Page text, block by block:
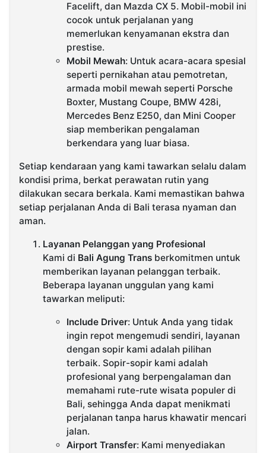
Facelift, dan Mazda CX 5. Mobil-mobil ini
cocok untuk perjalanan yang
memerlukan kenyamanan ekstra dan
prestise.
Mobil Mewah: Untuk acara-acara spesial
seperti pernikahan atau pemotretan,
armada mobil mewah seperti Porsche
Boxter, Mustang Coupe, BMW 428i,
Mercedes Benz E250, dan Mini Cooper
siap memberikan pengalaman
berkendara yang luar biasa.
Setiap kendaraan yang kami tawarkan selalu dalam
kondisi prima, berkat perawatan rutin yang
dilakukan secara berkala. Kami memastikan bahwa
setiap perjalanan Anda di Bali terasa nyaman dan
aman.
Layanan Pelanggan yang Profesional
Kami di Bali Agung Trans berkomitmen untuk
memberikan layanan pelanggan terbaik.
Beberapa layanan unggulan yang kami
tawarkan meliputi:
Include Driver: Untuk Anda yang tidak
ingin repot mengemudi sendiri, layanan
dengan sopir kami adalah pilihan
terbaik. Sopir-sopir kami adalah
profesional yang berpengalaman dan
memahami rute-rute wisata populer di
Bali, sehingga Anda dapat menikmati
perjalanan tanpa harus khawatir mencari
jalan.
Airport Transfer: Kami menyediakan